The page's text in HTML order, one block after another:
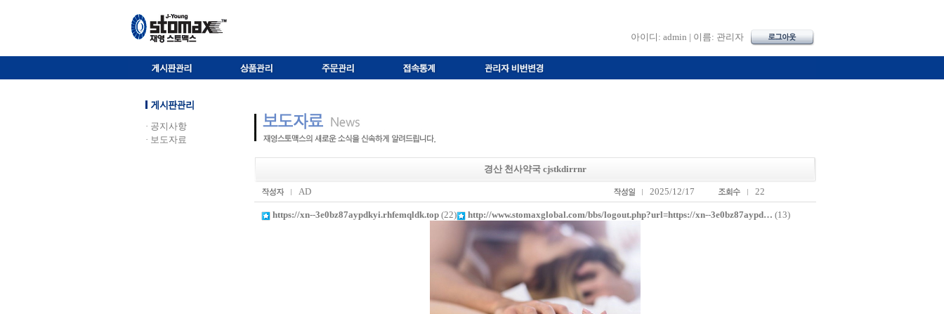
아이디: admin | 이름: 관리자
· 공지사항
· 보도자료
경산 천사약국 cjstkdirrnr
AD 2025/12/17 22
https://xn--3e0bz87aypdkyi.rhfemqldk.top (22) http://www.stomaxglobal.com/bbs/logout.php?url=https://xn--3e0bz87aypd… (13)